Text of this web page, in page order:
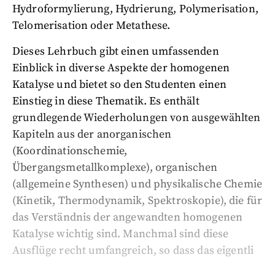
Hydroformylierung, Hydrierung, Polymerisation,
Telomerisation oder Metathese.
Dieses Lehrbuch gibt einen umfassenden
Einblick in diverse Aspekte der homogenen
Katalyse und bietet so den Studenten einen
Einstieg in diese Thematik. Es enthält
grundlegende Wiederholungen von ausgewählten
Kapiteln aus der anorganischen
(Koordinationschemie,
Übergangsmetallkomplexe), organischen
(allgemeine Synthesen) und physikalische Chemie
(Kinetik, Thermodynamik, Spektroskopie), die für
das Verständnis der angewandten homogenen
Katalyse wichtig sind. Manchmal sind diese
Ausflüge recht umfangreich, so dass das eigentli